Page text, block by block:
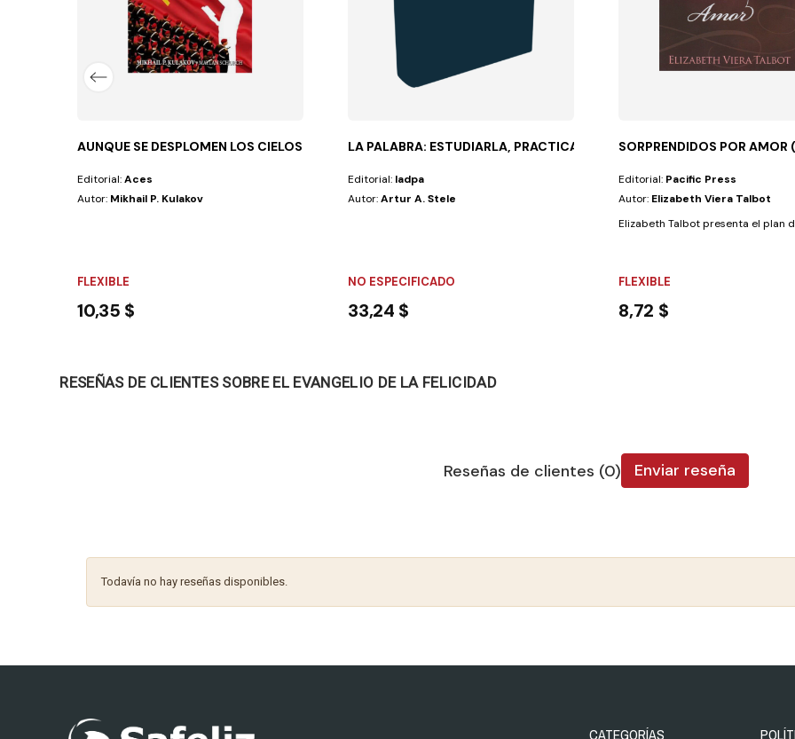
AUNQUE SE DESPLOMEN LOS CIELOS
Editorial:Aces
Autor: Mikhail P. Kulakov
FLEXIBLE
10,35 $
LA PALABRA: ESTUDIARLA, PRACTICARLA T1
Editorial: Iadpa
Autor:Artur A. Stele
NO ESPECIFICADO
33,24 $
SORPRENDIDOS POR AMOR
Editorial: Pacific Press
Autor: Elizabeth Viera Talbot
Elizabeth Talbot presenta el plan
FLEXIBLE
8,72 $
RESEÑAS DE CLIENTES SOBRE EL EVANGELIO DE LA FELICIDAD
Reseñas de clientes (0) Enviar reseña
Todavía no hay reseñas disponibles.
CATEGORÍAS